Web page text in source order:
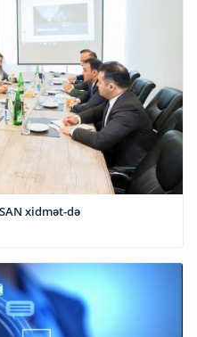
xidmət-də